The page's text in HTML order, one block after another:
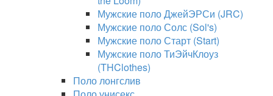
Мужские поло ДжейЭРСи (JRC)
Мужские поло Солс (Sol's)
Мужские поло Старт (Start)
Мужские поло ТиЭйчКлоуз
(THClothes)
Поло лонгслив